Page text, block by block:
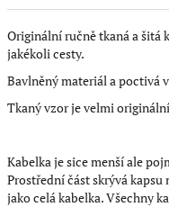
Originální ručně tkaná a šitá
jakékoli cesty.
Bavlněný materiál a poctivá
Tkaný vzor je velmi
Kabelka je sice menší ale
Prostřední část skrývá
jako celá kabelka. Všechny